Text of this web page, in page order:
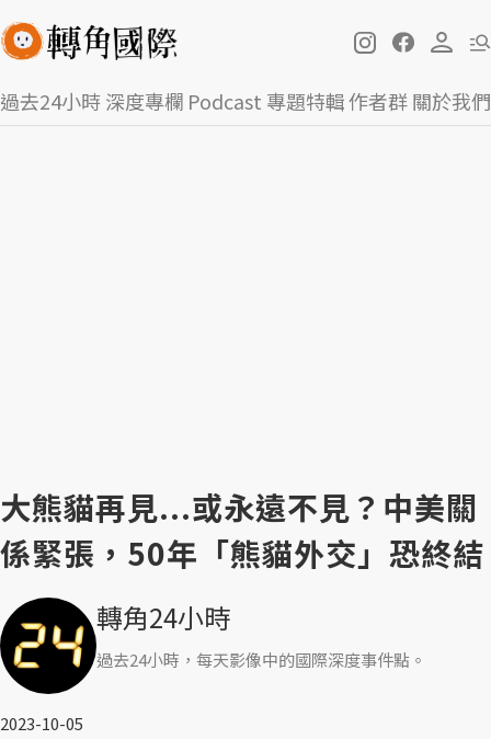
過去24小時深度專欄 Podcast 專題特輯作者群關於我們
大熊貓再見...或永遠不見？中美關
係緊張，50年「熊貓外交」恐終結
轉角24小時
過去24小時，每天影像中的國際深度事件點。
2023-10-05